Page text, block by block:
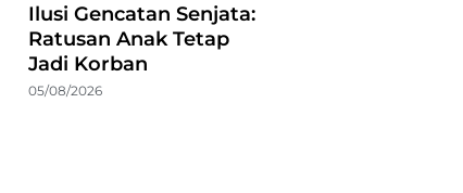
Ilusi Gencatan Senjata:
Ratusan Anak Tetap
Jadi Korban
05/08/2026